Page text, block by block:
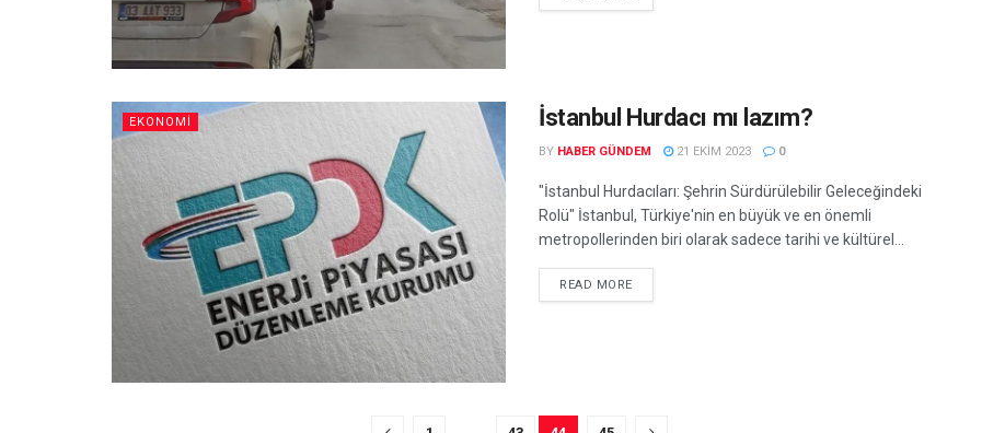
EKONOMI İstanbul Hurdacı mı lazım?
BY HABER GÜNDEM 21 EKIM 2023 0
"İstanbul Hurdacıları: Şehrin Sürdürülebilir Geleceğindeki
Rolü" İstanbul, Türkiye'nin en büyük ve en önemli
metropollerinden biri olarak sadece tarihi ve kültürel...
READ MORE